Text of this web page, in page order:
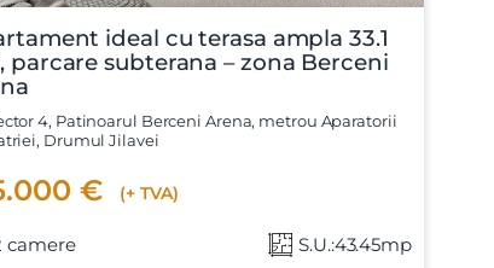
ideal cu terasa ampla 33.1
parcare subterana – zona Berceni
4, Patinoarul Berceni Arena, metrou Aparatorii
Drumul Jilavei
€ (+ TVA)
camere S.U.:43.45mp